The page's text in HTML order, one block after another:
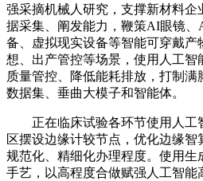
强采摘机械人研究，支撑新材料企
据采集、阐发能力，鞭策AI眼镜
备、虚拟现实设备等智能可穿戴产
想、出产管控等场景，使用人工
质量管控、降低能耗排放，打制
数据集、垂曲大模子和智能体。
正在临床试验各环节使用人工
区摆设边缘计较节点，优化边缘
规范化、精细化办理程度。使用
手艺，以高程度合做赋强人工智能